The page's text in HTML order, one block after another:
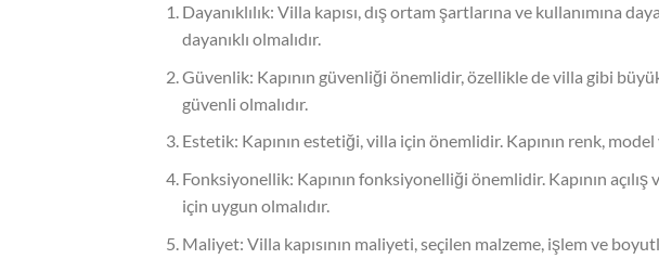
Dayanıklılık: Villa kapısı, dış ortam şartlarına ve kullanımına
dayanıklı olmalıdır.
Güvenlik: Kapının güvenliği önemlidir, özellikle de villa gibi
güvenli olmalıdır.
Estetik: Kapının estetiği, villa için önemlidir. Kapının renk,
Fonksiyonellik: Kapının fonksiyonelliği önemlidir. Kapının açılış
için uygun olmalıdır.
Maliyet: Villa kapısının maliyeti, seçilen malzeme, işlem ve